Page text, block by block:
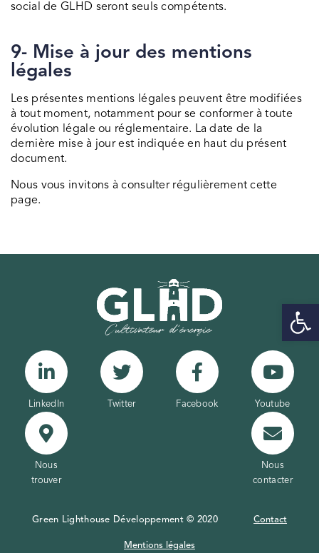
Ouvrir
social de GLHD seront seuls compétents.
9- Mise à jour des mentions
légales
Les présentes mentions légales peuvent être modifiées
à tout moment, notamment pour se conformer à toute
évolution légale ou réglementaire. La date de la
dernière mise à jour est indiquée en haut du présent
document.
Nous vous invitons à consulter régulièrement cette
page.
LinkedIn Twitter Facebook Youtube
Nous
trouver
Nous
contacter
Green Lighthouse Développement © 2020 Contact
Mentions légales